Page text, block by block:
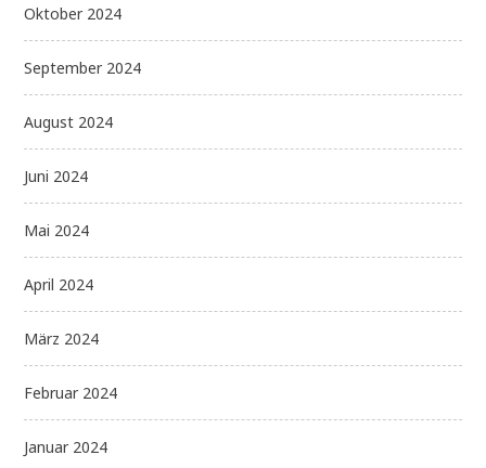
Oktober 2024
September 2024
August 2024
Juni 2024
Mai 2024
April 2024
März 2024
Februar 2024
Januar 2024